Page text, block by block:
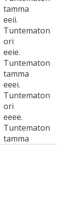
tamma
eeii.
Tuntematon
ori
eeie.
Tuntematon
tamma
eeei.
Tuntematon
ori
eeee.
Tuntematon
tamma